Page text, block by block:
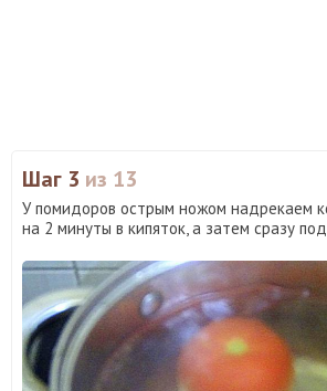
Шаг 3 из 13
У помидоров острым ножом надрекаем
на 2 минуты в кипяток, а затем сразу